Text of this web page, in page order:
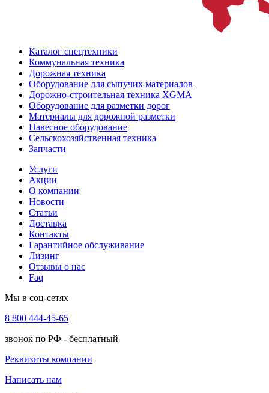
Каталог спецтехники
Коммунальная техника
Дорожная техника
Оборудование для сыпучих материалов
Дорожно-строительная техника XGMA
Оборудование для разметки дорог
Материалы для дорожной разметки
Навесное оборудование
Сельскохозяйственная техника
Запчасти
Услуги
Акции
О компании
Новости
Статьи
Доставка
Контакты
Гарантийное обслуживание
Лизинг
Отзывы о нас
Faq
Мы в соц-сетях
8 800 444-45-65
звонок по РФ - бесплатный
Реквизиты компании
Написать нам